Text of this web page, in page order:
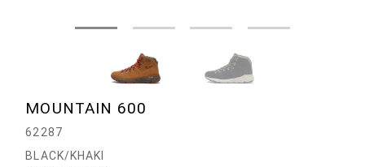
MOUNTAIN 600
62287
BLACK/KHAKI